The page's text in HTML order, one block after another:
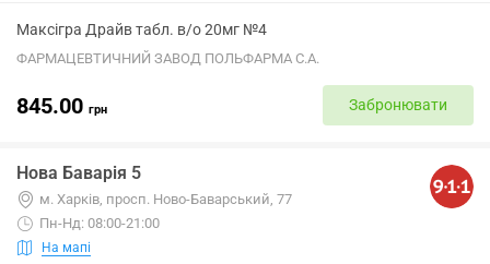
Максігра Драйв табл. в/о 20мг №4
ФАРМАЦЕВТИЧНИЙ ЗАВОД ПОЛЬФАРМА С.А.
845.00 грн Забронювати
Нова Баварія 5
м. Харків, просп. Ново-Баварський, 77
Пн-Нд: 08:00-21:00
На мапі